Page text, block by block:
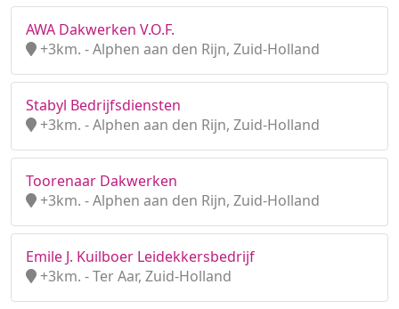
AWA Dakwerken V.O.F.
+3km. - Alphen aan den Rijn, Zuid-Holland
Stabyl Bedrijfsdiensten
+3km. - Alphen aan den Rijn, Zuid-Holland
Toorenaar Dakwerken
+3km. - Alphen aan den Rijn, Zuid-Holland
Emile J. Kuilboer Leidekkersbedrijf
+3km. - Ter Aar, Zuid-Holland